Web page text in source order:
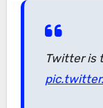
Twitter is